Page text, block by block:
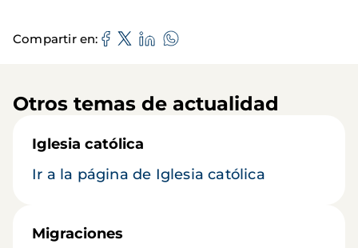
Compartir en
Otros temas de actualidad
Iglesia católica
Ir a la página de Iglesia católica
Migraciones